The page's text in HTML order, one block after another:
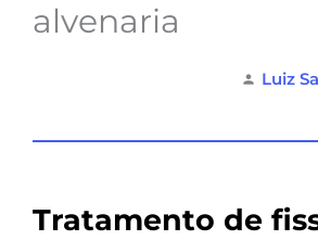
alvenaria
Luiz
Tratamento de